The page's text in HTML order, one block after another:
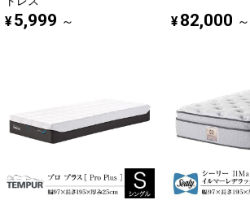
¥ 5,999 ～ ¥ 82,000 ～